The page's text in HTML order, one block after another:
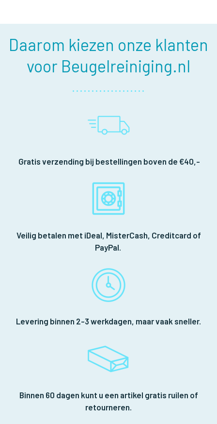
Daarom kiezen onze klanten
voor Beugelreiniging.nl
Gratis verzending bij bestellingen boven de €40,-
Veilig betalen met iDeal, MisterCash, Creditcard of
PayPal.
Levering binnen 2-3 werkdagen, maar vaak sneller.
Binnen 60 dagen kunt u een artikel gratis ruilen of
retourneren.